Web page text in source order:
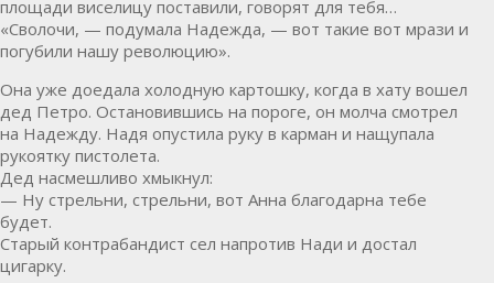
площади виселицу поставили, говорят для тебя…
«Сволочи, — подумала Надежда, — вот такие вот мрази и
погубили нашу революцию».
Она уже доедала холодную картошку, когда в хату вошел
дед Петро. Остановившись на пороге, он молча смотрел
на Надежду. Надя опустила руку в карман и нащупала
рукоятку пистолета.
Дед насмешливо хмыкнул:
— Ну стрельни, стрельни, вот Анна благодарна тебе
будет.
Старый контрабандист сел напротив Нади и достал
цигарку.